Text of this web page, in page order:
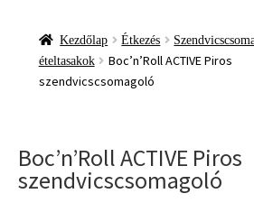
Kezdőlap Étkezés
ételtasakok
Boc’n’Roll ACTIVE Piros
szendvicscsomagoló
Boc’n’Roll ACTIVE Piros
szendvicscsomagoló